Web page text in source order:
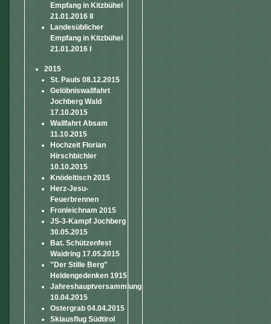
Empfang in Kitzbühel
21.01.2016 II
Landesüblicher
Empfang in Kitzbühel
21.01.2016 I
2015
St. Pauls 08.12.2015
Gelöbniswallfahrt
Jochberg Wald
17.10.2015
Wallfahrt Absam
11.10.2015
Hochzeit Florian
Hirschbichler
10.10.2015
Knödeltisch 2015
Herz-Jesu-
Feuerbrennen
Fronleichnam 2015
JS-3-Kampf Jochberg
30.05.2015
Bat. Schützenfest
Waidring 17.05.2015
"Der Stille Berg"
Heldengedenken 1915
Jahreshauptversammlung
10.04.2015
Ostergrab 04.04.2015
Skiausflug Südtirol